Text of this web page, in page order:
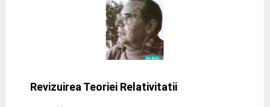
Revizuirea Teoriei Relativitatii